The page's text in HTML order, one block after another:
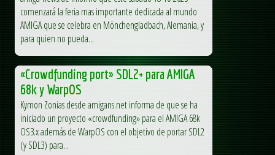
comenzará la feria mas importante dedicada al mundo
AMIGA que se celebra en Mönchengladbach, Alemania, y
para quien no pueda...
«Crowdfunding port» SDL2+ para AMIGA
68k y WarpOS
Kymon Zonias desde amigans.net informa de que se ha
iniciado un proyecto «crowdfunding» para el AMIGA 68k
OS3.x además de WarpOS con el objetivo de portar SDL2
(y SDL3) para...